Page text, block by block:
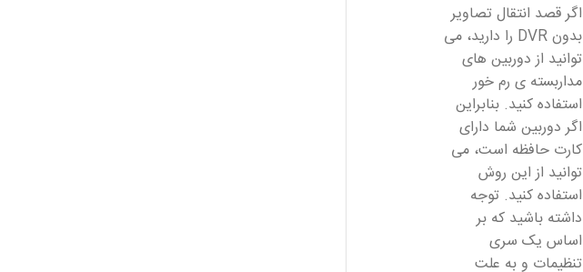
اگر قصد انتقال تصاویر
بدون DVR را دارید، می
توانید از دوربین های
مداربسته ی رم خور
استفاده کنید. بنابراین
اگر دوربین شما دارای
کارت حافظه است، می
توانید از این روش
استفاده کنید. توجه
داشته باشید که بر
اساس یک سری
تنظیمات و به علت